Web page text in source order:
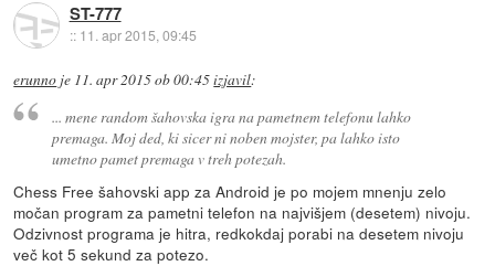
ST-777
:: 11. apr 2015, 09:45
erunno je 11. apr 2015 ob 00:45izjavil:
... mene random šahovska igra na pametnem telefonu lahko
premaga. Moj ded, ki sicer ni noben mojster, pa lahko isto
umetno pamet premaga v treh potezah.
Chess Free šahovski app za Android je po mojem mnenju zelo
močan program za pametni telefon na najvišjem (desetem) nivoju.
Odzivnost programa je hitra, redkokdaj porabi na desetem nivoju
več kot 5 sekund za potezo.